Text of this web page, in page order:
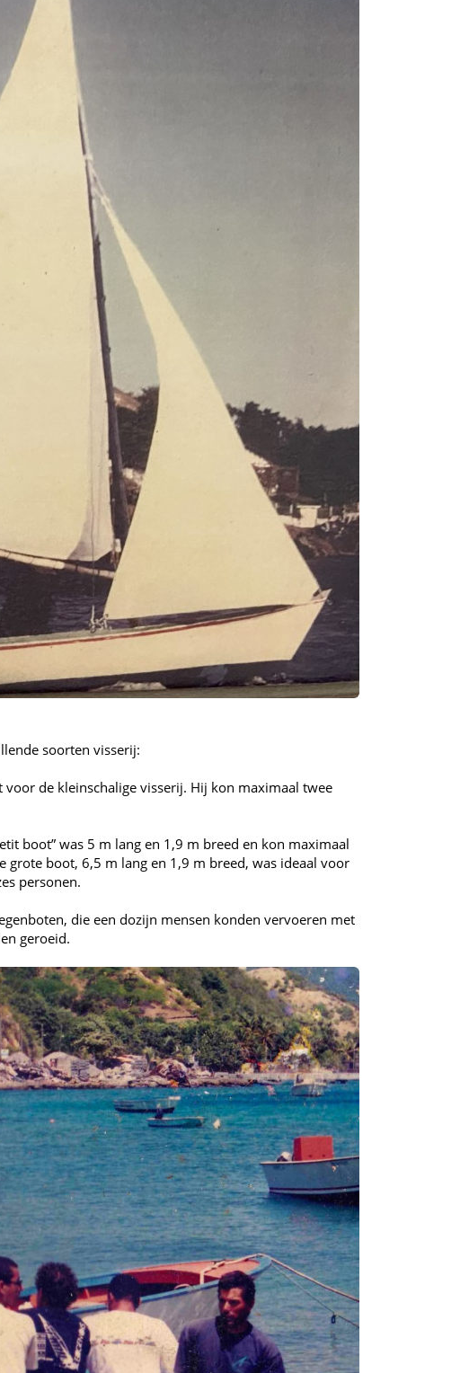
soorten visserij:
voor de kleinschalige visserij. Hij kon maximaal twee
boot” was 5 m lang en 1,9 m breed en kon maximaal
boot, 6,5 m lang en 1,9 m breed, was ideaal voor
personen.
die een dozijn mensen konden vervoeren met
geroeid.